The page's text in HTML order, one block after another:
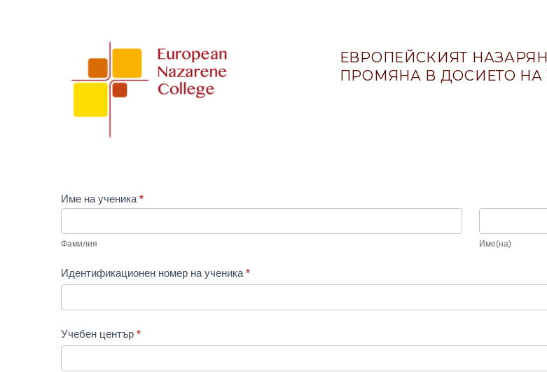
ЕВРОПЕЙСКИЯТ
ПРОМЯНА В ДОСИЕТО НА
Име на ученика *
Фамилия Име(на)
Идентификационен номер на ученика *
Учебен център *